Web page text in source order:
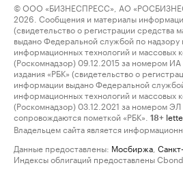
© ООО «БИЗНЕСПРЕСС», АО
2026. Сообщения и материалы
(свидетельство о регистрации средства
выдано Федеральной службой по надзору
информационных технологий и массовых
(Роскомнадзор) 09.12.2015 за номером
издания «РБК» (свидетельство о
информации выдано Федеральной
информационных технологий и массовых
(Роскомнадзор) 03.12.2021 за номером
сопровождаются пометкой «РБК».
18+
Владельцем сайта является
Данные предоставлены: Мосбиржа
Индексы облигаций предоставлены